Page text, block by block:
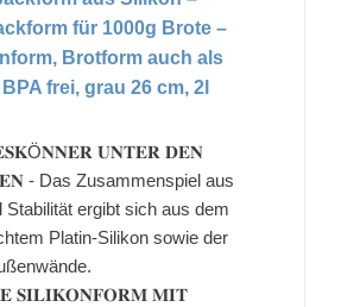
für 1000g Brote –
Brotform auch als
frei, grau 26 cm, 2l
𝐔𝐍𝐓𝐄𝐑 𝐃𝐄𝐍
- Das Zusammenspiel aus
Stabilität ergibt sich aus dem
Platin-Silikon sowie der
𝐒𝐈𝐋𝐈𝐊𝐎𝐍𝐅𝐎𝐑𝐌 𝐌𝐈𝐓